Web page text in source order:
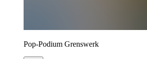
Pop-Podium Grenswerk